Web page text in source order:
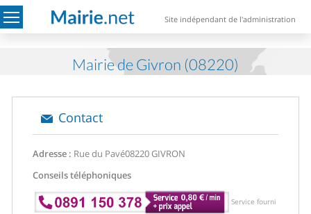
Site indépendant de l'administration
Mairie de Givron (08220)
Contact
Adresse : Rue du Pavé08220 GIVRON
Conseils téléphoniques
Service fourni